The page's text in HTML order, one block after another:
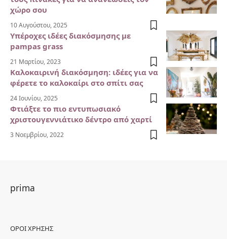
χώρο σου
10 Αυγούστου, 2025
Υπέροχες ιδέες διακόσμησης με
pampas grass
21 Μαρτίου, 2023
Καλοκαιρινή διακόσμηση: ιδέες για να
φέρετε το καλοκαίρι στο σπίτι σας
24 Ιουνίου, 2025
Φτιάξτε το πιο εντυπωσιακό
χριστουγεννιάτικο δέντρο από χαρτί
3 Νοεμβρίου, 2022
prima
ΌΡΟΙ ΧΡΉΣΗΣ